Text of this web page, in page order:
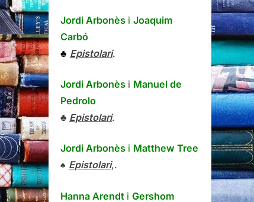
Jordi Arbonès i Joaquim
Carbó
♣ Epistolari.
Jordi Arbonès i Manuel de
Pedrolo
♣ Epistolari.
Jordi Arbonès i Matthew Tree
♠ Epistolari,.
Hanna Arendt i Gershom